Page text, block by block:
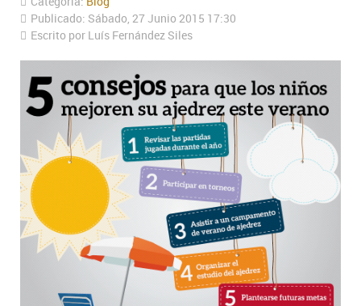
Publicado: Sábado, 27 Junio 2015 17:30
Escrito por Luís Fernández Siles